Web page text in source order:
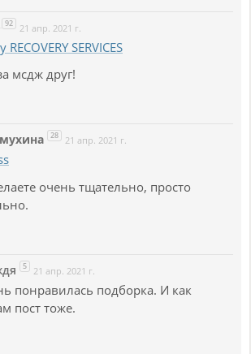
92 21 апр. 2021 г.
RECOVERY SERVICES
мсдж друг!
28 21 апр. 2021 г.
очень тщательно, просто
5 21 апр. 2021 г.
понравилась подборка. И как
пост тоже.